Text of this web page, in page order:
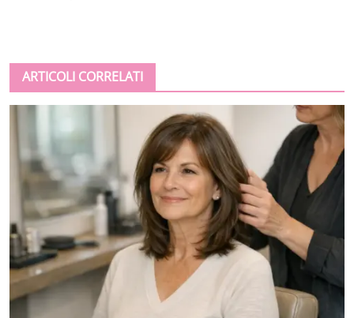
ARTICOLI CORRELATI